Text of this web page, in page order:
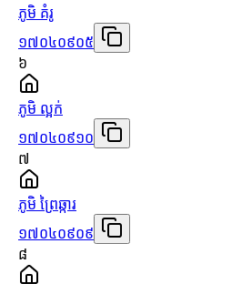
ភូមិ គំរូ
១៧០៤០៩០៥
៦
ភូមិ ល្អក់
១៧០៤០៩១០
៧
ភូមិ ព្រៃឆ្ការ
១៧០៤០៩០៩
៨